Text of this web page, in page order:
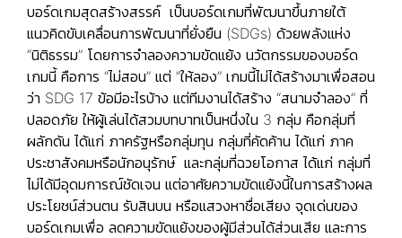
บอร์ดเกมสุดสร้างสรรค์ เป็นบอร์ดเกมที่พัฒนาขึ้นภายใต้
แนวคิดขับเคลื่อนการพัฒนาที่ยั่งยืน (SDGs) ด้วยพลังแห่ง
“นิติธรรม” โดยการจำลองความขัดแย้ง นวัตกรรมของบอร์ด
เกมนี้ คือการ “ไม่สอน” แต่ “ให้ลอง” เกมนี้ไม่ได้สร้างมาเพื่อสอน
ว่า SDG 17 ข้อมีอะไรบ้าง แต่ทีมงานได้สร้าง “สนามจำลอง” ที่
ปลอดภัย ให้ผู้เล่นได้สวมบทบาทเป็นหนึ่งใน 3 กลุ่ม คือกลุ่มที่
ผลักดัน ได้แก่ ภาครัฐหรือกลุ่มทุน กลุ่มที่คัดค้าน ได้แก่ ภาค
ประชาสังคมหรือนักอนุรักษ์ และกลุ่มที่ฉวยโอกาส ได้แก่ กลุ่มที่
ไม่ได้มีอุดมการณ์ชัดเจน แต่อาศัยความขัดแย้งนี้ในการสร้างผล
ประโยชน์ส่วนตน รับสินบน หรือแสวงหาชื่อเสียง จุดเด่นของ
บอร์ดเกมเพื่อ ลดความขัดแย้งของผู้มีส่วนได้ส่วนเสีย และการ